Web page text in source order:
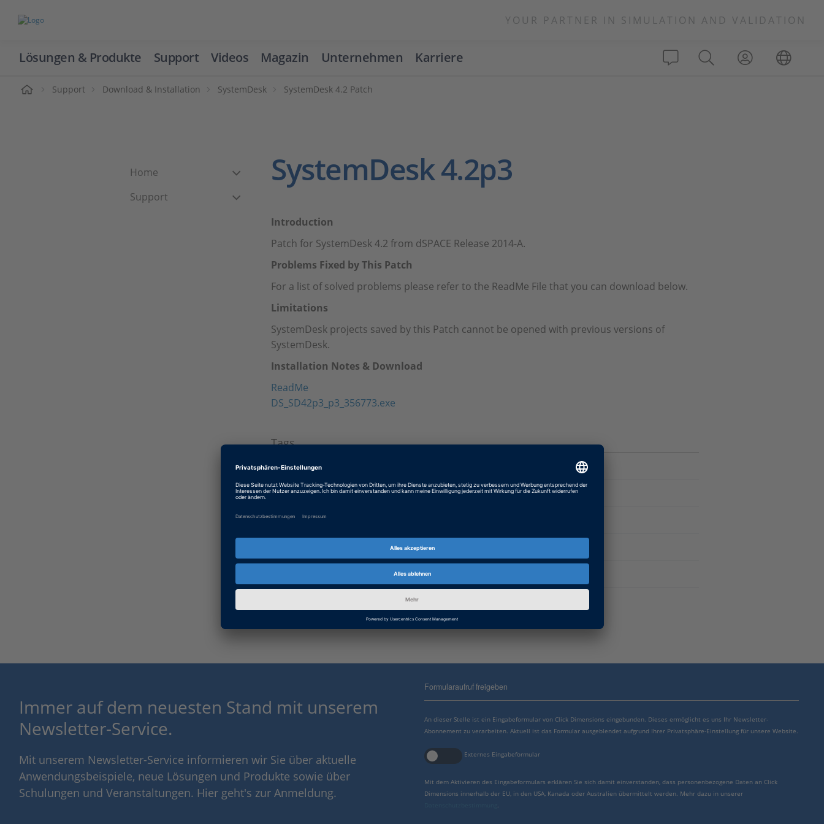
YOUR PARTNER IN SIMULATION AND VALIDATION
Lösungen & Produkte Support Videos Magazin Unternehmen Karriere
Support Download & Installation SystemDesk SystemDesk 4.2 Patch
Home
Support
SystemDesk 4.2p3
Introduction
Patch for SystemDesk 4.2 from dSPACE Release 2014-A.
Problems Fixed by This Patch
For a list of solved problems please refer to the ReadMe File that you can download below.
Limitations
SystemDesk projects saved by this Patch cannot be opened with previous versions of
SystemDesk.
Installation Notes & Download
ReadMe
DS_SD42p3_p3_356773.exe
Tags
Date
Software-Typ
Systemarchitektur-Software
Produkt
Patches
Problembehandlung
Immer auf dem neuesten Stand mit unserem
Newsletter-Service.
Mit unserem Newsletter-Service informieren wir Sie über aktuelle
Anwendungsbeispiele, neue Lösungen und Produkte sowie über
Schulungen und Veranstaltungen. Hier geht's zur Anmeldung.
Formularaufruf freigeben
An dieser Stelle ist ein Eingabeformular von Click Dimensions eingebunden. Dieses ermöglicht es uns Ihr Newsletter-
Abonnement zu verarbeiten. Aktuell ist das Formular ausgeblendet aufgrund Ihrer Privatsphäre-Einstellung für unsere Website.
Externes Eingabeformular
Mit dem Aktivieren des Eingabeformulars erklären Sie sich damit einverstanden, dass personenbezogene Daten an Click
Dimensions innerhalb der EU, in den USA, Kanada oder Australien übermittelt werden. Mehr dazu in unserer